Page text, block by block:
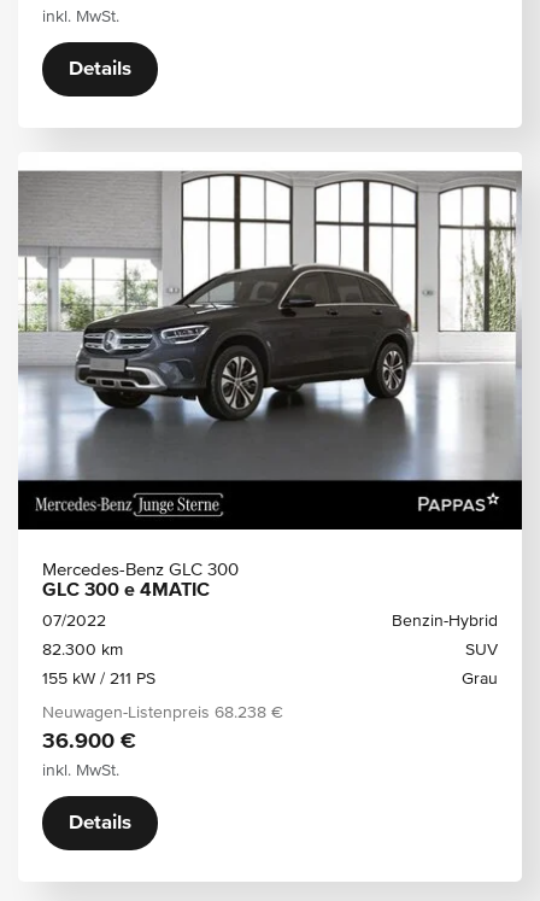
inkl. MwSt.
Details
Mercedes-Benz GLC 300
GLC 300 e 4MATIC
07/2022
Benzin-Hybrid
82.300 km
SUV
155 kW / 211 PS
Grau
Neuwagen-Listenpreis 68.238 €
36.900 €
inkl. MwSt.
Details